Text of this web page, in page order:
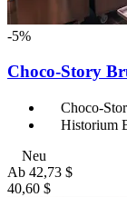
-5%
Choco-Story
Choco-
Historium
Neu
Ab 42,73 $
40,60 $